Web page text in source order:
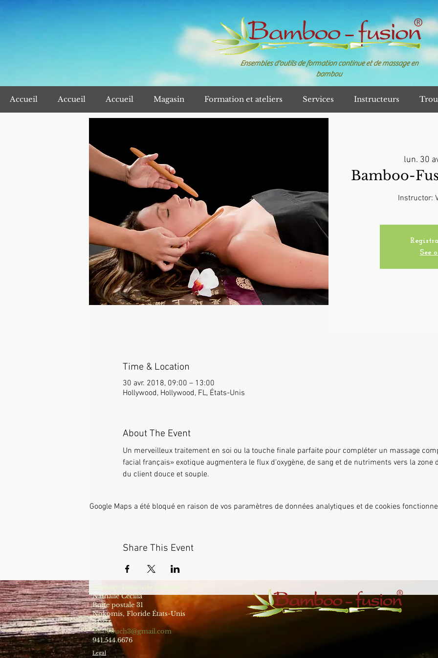
Ensembles d'outils de formation continue et de massage en
bambou
Accueil Accueil Accueil Magasin Formation et ateliers Services Instructeurs
lun. 30
Bamboo-
Instructor:
See
Time & Location
30 avr. 2018, 09:00 – 13:00
Hollywood, Hollywood, FL, États-Unis
About The Event
Un merveilleux traitement en soi ou la touche finale parfaite pour compléter un massage
facial français» exotique augmentera le flux d'oxygène, de sang et de nutriments vers la zone
du client douce et souple.
Google Maps a été bloqué en raison de vos paramètres de données analytiques et de cookies
Share This Event
Massage fusion de bambou
Nathalie Cecilia
Boîte postale 31
Nokomis, Floride États-Unis
34274
TwoTouch3@gmail.com
941.544.6676
Legal